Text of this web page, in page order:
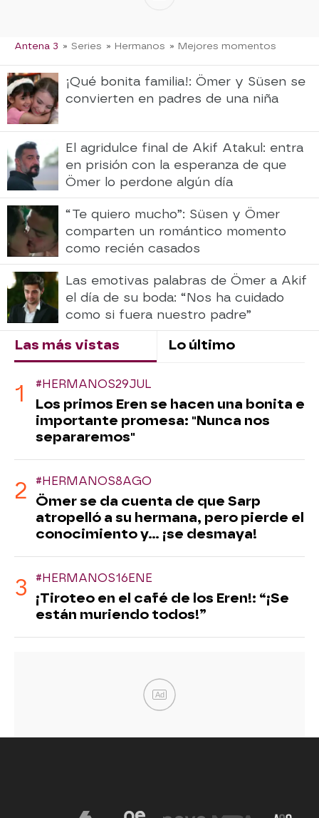
Antena 3 » Series » Hermanos » Mejores momentos
¡Qué bonita familia!: Ömer y Süsen se
convierten en padres de una niña
El agridulce final de Akif Atakul: entra
en prisión con la esperanza de que
Ömer lo perdone algún día
“Te quiero mucho”: Süsen y Ömer
comparten un romántico momento
como recién casados
Las emotivas palabras de Ömer a Akif
el día de su boda: “Nos ha cuidado
como si fuera nuestro padre”
Las más vistas Lo último
#HERMANOS29JUL
Los primos Eren se hacen una bonita e
importante promesa: "Nunca nos
separaremos"
#HERMANOS8AGO
Ömer se da cuenta de que Sarp
atropelló a su hermana, pero pierde el
conocimiento y... ¡se desmaya!
#HERMANOS16ENE
¡Tiroteo en el café de los Eren!: “¡Se
están muriendo todos!”
Ad